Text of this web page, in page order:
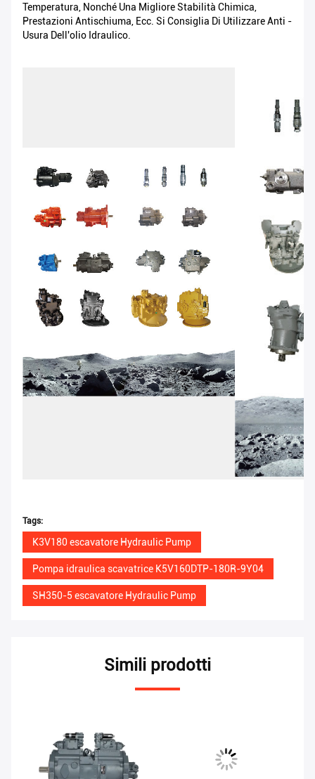
Temperatura, Nonché Una Migliore Stabilità Chimica,
Prestazioni Antischiuma, Ecc. Si Consiglia Di Utilizzare Anti -
Usura Dell'olio Idraulico.
Tags:
K3V180 escavatore Hydraulic Pump
Pompa idraulica scavatrice K5V160DTP-180R-9Y04
SH350-5 escavatore Hydraulic Pump
Simili prodotti